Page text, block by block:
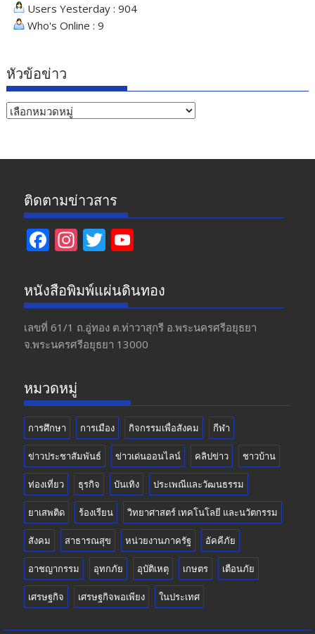
Users Yesterday : 904
Who's Online : 9
หัวข้อข่าว
หัวข้อ
ติดตามข่าวสาร
F
e
b
o
o
In
a
gr
a
m
T
itt
er
u
T
u
b
หนังสือพิมพ์แผ่นดินทอง
เลขที่ 61/1 ถ.อู่ทอง​ ต.​ท่าวาสุกรี​ อ.พระนครศรีอยุธยา​
จ.พระนครศรีอยุธยา 13000
หมวดหมู่
การศึกษา การเมือง กิจกรรมเพื่อสังคม กีฬา
ข่าวประชาสัมพันธ์ ข่าวเด่นออนไลน์ คลิปข่าว ชาวบ้าน
ท่องเที่ยว ธุรกิจ บันเทิง ประเพณีและวัฒนธรรม
ยาเสพติด ร้องเรียน วิทยาศาสตร์ เทคโนโลยี และนวัตกรรม
สังคม สาธารณสุข หน่วยงานภาครัฐ อัคคีภัย
อาชญากรรม อุทกภัย อุบัติเหตุ เกษตร เตือนภัย
เศรษฐกิจ เศรษฐกิจพอเพียง ในประเทศ